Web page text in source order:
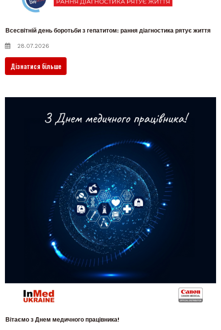
Всесвітній день боротьби з гепатитом: рання діагностика рятує життя
28.07.2026
Дізнатися більше
Вітаємо з Днем медичного працівника!